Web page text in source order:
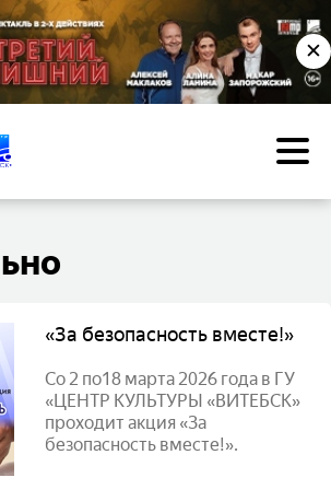
✕
«За безопасность вместе!»
Со 2 по18 марта 2026 года в ГУ
«ЦЕНТР КУЛЬТУРЫ «ВИТЕБСК»
проходит акция «За
безопасность вместе!».